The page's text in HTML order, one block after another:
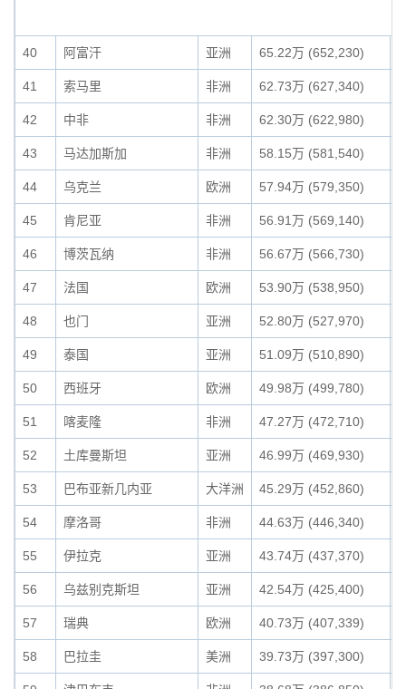
40 阿富汗 亚洲 65.22万 (652,230)
41 索马里 非洲 62.73万 (627,340)
42 中非 非洲 62.30万 (622,980)
43 马达加斯加 非洲 58.15万 (581,540)
44 乌克兰 欧洲 57.94万 (579,350)
45 肯尼亚 非洲 56.91万 (569,140)
46 博茨瓦纳 非洲 56.67万 (566,730)
47 法国 欧洲 53.90万 (538,950)
48 也门 亚洲 52.80万 (527,970)
49 泰国 亚洲 51.09万 (510,890)
50 西班牙 欧洲 49.98万 (499,780)
51 喀麦隆 非洲 47.27万 (472,710)
52 土库曼斯坦 亚洲 46.99万 (469,930)
53 巴布亚新几内亚 大洋洲 45.29万 (452,860)
54 摩洛哥 非洲 44.63万 (446,340)
55 伊拉克 亚洲 43.74万 (437,370)
56 乌兹别克斯坦 亚洲 42.54万 (425,400)
57 瑞典 欧洲 40.73万 (407,339)
58 巴拉圭 美洲 39.73万 (397,300)